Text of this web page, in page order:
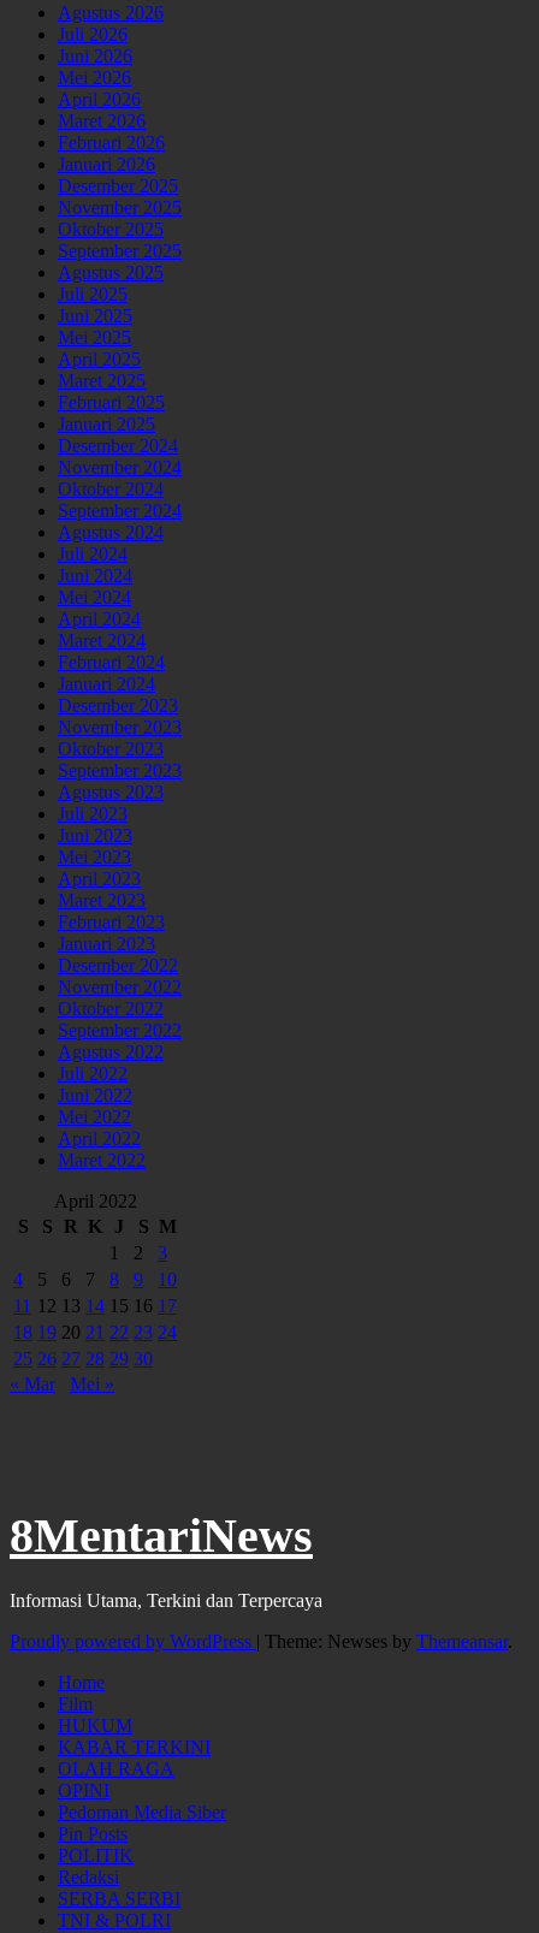
Agustus 2026
Juli 2026
Juni 2026
Mei 2026
April 2026
Maret 2026
Februari 2026
Januari 2026
Desember 2025
November 2025
Oktober 2025
September 2025
Agustus 2025
Juli 2025
Juni 2025
Mei 2025
April 2025
Maret 2025
Februari 2025
Januari 2025
Desember 2024
November 2024
Oktober 2024
September 2024
Agustus 2024
Juli 2024
Juni 2024
Mei 2024
April 2024
Maret 2024
Februari 2024
Januari 2024
Desember 2023
November 2023
Oktober 2023
September 2023
Agustus 2023
Juli 2023
Juni 2023
Mei 2023
April 2023
Maret 2023
Februari 2023
Januari 2023
Desember 2022
November 2022
Oktober 2022
September 2022
Agustus 2022
Juli 2022
Juni 2022
Mei 2022
April 2022
Maret 2022
April 2022
S
S R K J S M
1
2
3
4
5 6 7 8 9
10
11 12 13 14 15 16 17
18 19 20 21 22 23 24
25 26 27 28 29 30
« Mar
Mei »
8MentariNews
Informasi Utama, Terkini dan Terpercaya
Proudly powered by WordPress | Theme: Newses by Themeansar.
Home
Film
HUKUM
KABAR TERKINI
OLAH RAGA
OPINI
Pedoman Media Siber
Pin Posts
POLITIK
Redaksi
SERBA SERBI
TNI & POLRI